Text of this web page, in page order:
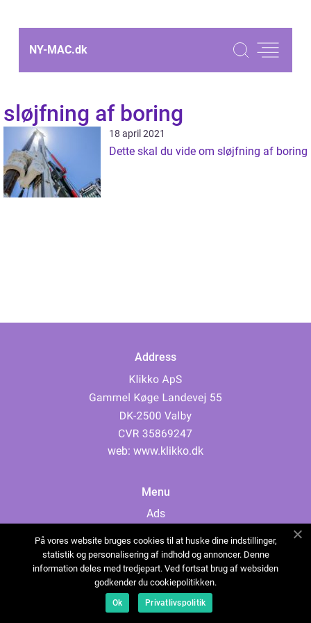
NY-MAC.dk
sløjfning af boring
18 april 2021
Dette skal du vide om sløjfning af boring
Address
web: www.klikko.dk
Menu
Ads
Cookies
Contact
Sitemap
På vores website bruges cookies til at huske dine indstillinger,
statistik og personalisering af indhold og annoncer. Denne
information deles med tredjepart. Ved fortsat brug af websiden
godkender du cookiepolitikken.
Ok Privatlivspolitik